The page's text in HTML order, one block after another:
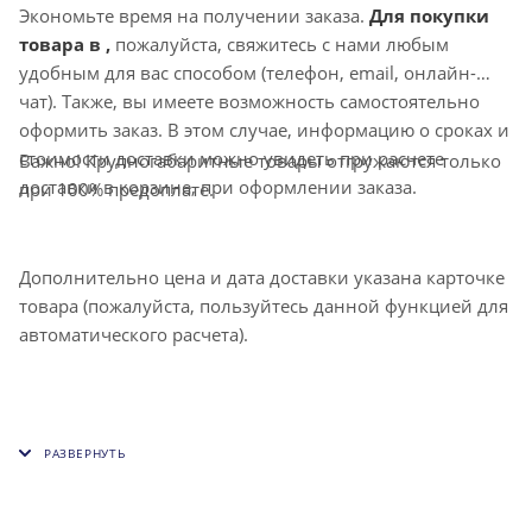
Экономьте время на получении заказа. Для покупки
товара в , пожалуйста, свяжитесь с нами любым
удобным для вас способом (телефон, email, онлайн-
чат). Также, вы имеете возможность самостоятельно
оформить заказ. В этом случае, информацию о сроках и
стоимости доставки можно увидеть при расчете
доставки в корзине, при оформлении заказа.
Важно! Крупногабаритные товары отгружаются только
при 100% предоплате.
Дополнительно цена и дата доставки указана карточке
товара (пожалуйста, пользуйтесь данной функцией для
автоматического расчета).